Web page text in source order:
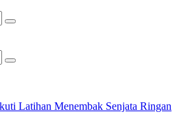
Search
Search
Latihan Menembak Senjata Ringan